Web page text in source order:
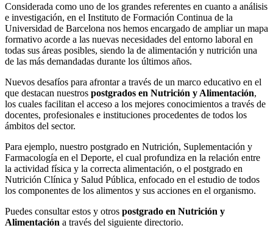
Considerada como uno de los grandes referentes en cuanto a análisis
e investigación, en el Instituto de Formación Continua de la
Universidad de Barcelona nos hemos encargado de ampliar un mapa
formativo acorde a las nuevas necesidades del entorno laboral en
todas sus áreas posibles, siendo la de alimentación y nutrición una
de las más demandadas durante los últimos años.
Nuevos desafíos para afrontar a través de un marco educativo en el
que destacan nuestros postgrados en Nutrición y Alimentación,
los cuales facilitan el acceso a los mejores conocimientos a través de
docentes, profesionales e instituciones procedentes de todos los
ámbitos del sector.
Para ejemplo, nuestro postgrado en Nutrición, Suplementación y
Farmacología en el Deporte, el cual profundiza en la relación entre
la actividad física y la correcta alimentación, o el postgrado en
Nutrición Clínica y Salud Pública, enfocado en el estudio de todos
los componentes de los alimentos y sus acciones en el organismo.
Puedes consultar estos y otros postgrado en Nutrición y
Alimentación a través del siguiente directorio.